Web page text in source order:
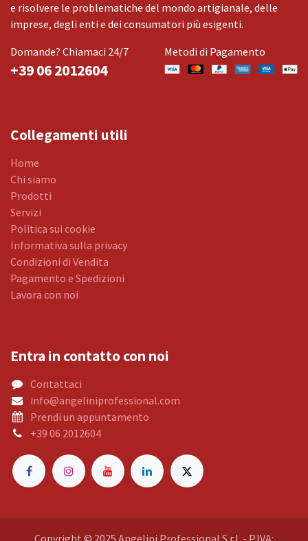
e risolvere le problematiche del mondo artigianale, delle
imprese, degli enti e dei consumatori più esigenti.
Domande? Chiamaci 24/7
+39 06 2012604
Metodi di Pagamento
Collegamenti utili
Home
Chi siamo
Prodotti
Servizi
Politica sui cookie
Informativa sulla privacy
Condizioni di Vendita
Pagamento e Spedizioni
Lavora con noi
Entra in contatto con noi
Contattaci
info@angeliniprofessional.com
Prendi un appuntamento
+39 06 2012604
Copyright © 2025 Angelini Professional S.r.l. - P.IVA: